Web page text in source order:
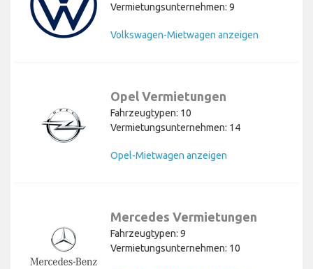
Vermietungsunternehmen: 9
Volkswagen-Mietwagen anzeigen
Opel Vermietungen
Fahrzeugtypen: 10
Vermietungsunternehmen: 14
Opel-Mietwagen anzeigen
Mercedes Vermietungen
Fahrzeugtypen: 9
Vermietungsunternehmen: 10